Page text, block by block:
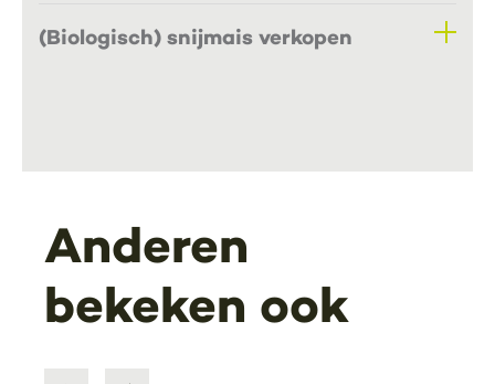
(Biologisch) snijmais verkopen
Anderen
bekeken ook